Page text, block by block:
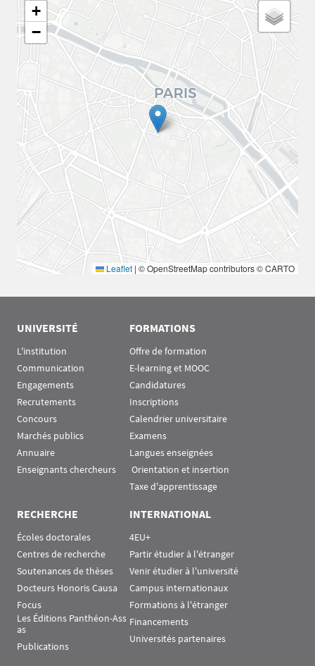
+
−
Leaflet | © OpenStreetMap contributors © CARTO
UNIVERSITÉ
L'institution
Communication
Engagements
Recrutements
Concours
Marchés publics
Annuaire
Enseignants chercheurs
FORMATIONS
Offre de formation
E-learning et MOOC
Candidatures
Inscriptions
Calendrier universitaire
Examens
Langues enseignées
Orientation et insertion
Taxe d'apprentissage
RECHERCHE
Écoles doctorales
Centres de recherche
Soutenances de thèses
Docteurs Honoris Causa
Focus
Les Éditions Panthéon-Ass
as
Publications
INTERNATIONAL
4EU+
Partir étudier à l'étranger
Venir étudier à l'université
Campus internationaux
Formations à l'étranger
Financements
Universités partenaires